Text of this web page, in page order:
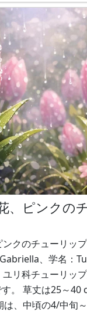
年草です。花言
、ピンクの
ューリップ チューリップ・
、学名：
リ科チューリッ
は短め
は、中頃の4/中旬